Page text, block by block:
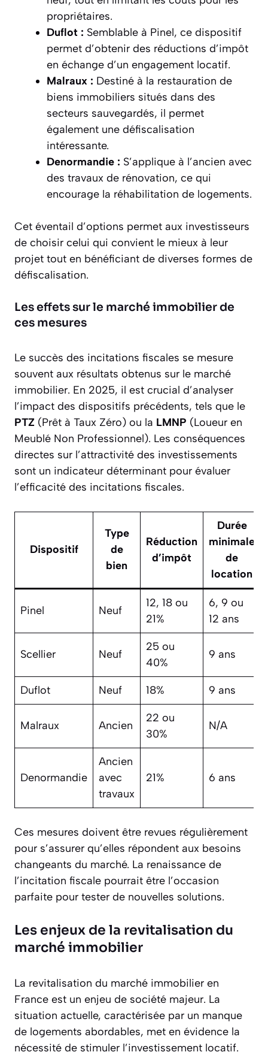
propriétaires.
Duflot : Semblable à Pinel, ce dispositif
permet d’obtenir des réductions d’impôt
en échange d’un engagement locatif.
Malraux : Destiné à la restauration de
biens immobiliers situés dans des
secteurs sauvegardés, il permet
également une défiscalisation
intéressante.
Denormandie : S’applique à l’ancien avec
des travaux de rénovation, ce qui
encourage la réhabilitation de logements.
Cet éventail d’options permet aux investisseurs
de choisir celui qui convient le mieux à leur
projet tout en bénéficiant de diverses formes de
défiscalisation.
Les effets sur le marché immobilier de
ces mesures
Le succès des incitations fiscales se mesure
souvent aux résultats obtenus sur le marché
immobilier. En 2025, il est crucial d’analyser
l’impact des dispositifs précédents, tels que le
PTZ (Prêt à Taux Zéro) ou la LMNP (Loueur en
Meublé Non Professionnel). Les conséquences
directes sur l’attractivité des investissements
sont un indicateur déterminant pour évaluer
l’efficacité des incitations fiscales.
Dispositif
Type
de
bien
Réduction
d’impôt
Durée
minimale
de
location
Pinel Neuf
12, 18 ou
21%
6, 9 ou
12 ans
Scellier Neuf
25 ou
40%
9 ans
Duflot Neuf 18% 9 ans
Malraux Ancien
22 ou
30%
N/A
Denormandie
Ancien
avec
travaux
21% 6 ans
Ces mesures doivent être revues régulièrement
pour s’assurer qu’elles répondent aux besoins
changeants du marché. La renaissance de
l’incitation fiscale pourrait être l’occasion
parfaite pour tester de nouvelles solutions.
Les enjeux de la revitalisation du
marché immobilier
La revitalisation du marché immobilier en
France est un enjeu de société majeur. La
situation actuelle, caractérisée par un manque
de logements abordables, met en évidence la
nécessité de stimuler l’investissement locatif.